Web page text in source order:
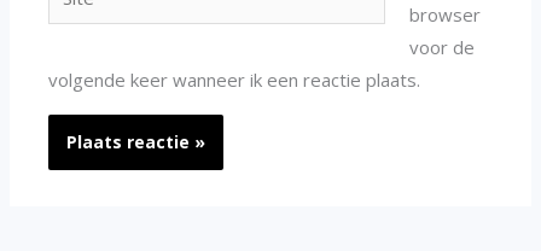
browser
voor de
volgende keer wanneer ik een reactie plaats.